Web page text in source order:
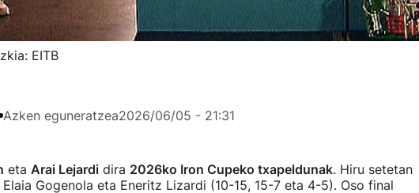
EITB
Azken eguneratzea2026/06/05 - 21:31
eta Arai Lejardi dira 2026ko Iron Cupeko txapeldunak. Hiru setetan
Gogenola eta Eneritz Lizardi (10-15, 15-7 eta 4-5). Oso final